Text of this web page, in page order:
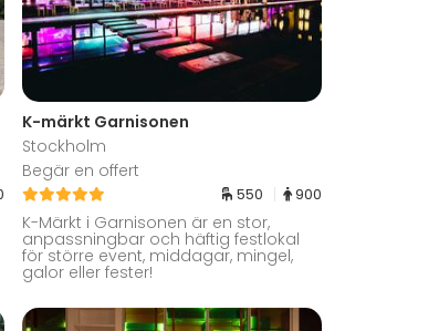
K-märkt Garnisonen
Stockholm
Begär en offert
550 900
K-Märkt i Garnisonen är en stor,
anpassningbar och häftig festlokal
för större event, middagar, mingel,
galor eller fester!